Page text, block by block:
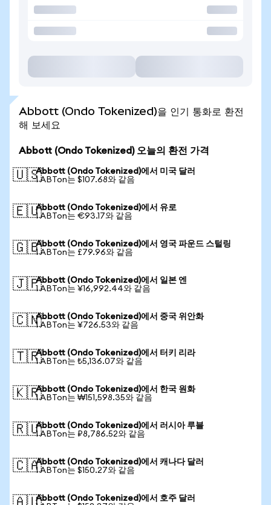
Abbott (Ondo Tokenized)을 인기 통화로 환전
해 보세요
Abbott (Ondo Tokenized) 오늘의 환전 가격
🇺🇸Abbott (Ondo Tokenized)에서 미국 달러
1 ABTon는 $107.68와 같음
🇪🇺Abbott (Ondo Tokenized)에서 유로
1 ABTon는 €93.17와 같음
🇬🇧Abbott (Ondo Tokenized)에서 영국 파운드 스털링
1 ABTon는 £79.96와 같음
🇯🇵Abbott (Ondo Tokenized)에서 일본 엔
1 ABTon는 ¥16,992.44와 같음
🇨🇳Abbott (Ondo Tokenized)에서 중국 위안화
1 ABTon는 ¥726.53와 같음
🇹🇷Abbott (Ondo Tokenized)에서 터키 리라
1 ABTon는 ₺5,136.07와 같음
🇰🇷Abbott (Ondo Tokenized)에서 한국 원화
1 ABTon는 ₩151,598.35와 같음
🇷🇺Abbott (Ondo Tokenized)에서 러시아 루블
1 ABTon는 ₽8,786.52와 같음
🇨🇦Abbott (Ondo Tokenized)에서 캐나다 달러
1 ABTon는 $150.27와 같음
Abbott (Ondo Tokenized)에서 호주 달러